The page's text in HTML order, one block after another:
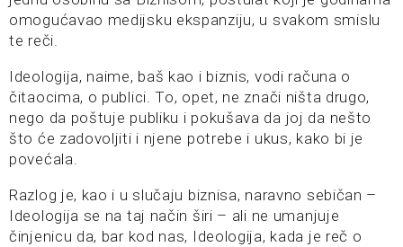
omogućavao medijsku ekspanziju, u svakom smislu
te reči.
Ideologija, naime, baš kao i biznis, vodi računa o
čitaocima, o publici. To, opet, ne znači ništa drugo,
nego da poštuje publiku i pokušava da joj da nešto
što će zadovoljiti i njene potrebe i ukus, kako bi je
povećala.
Razlog je, kao i u slučaju biznisa, naravno sebičan –
Ideologija se na taj način širi – ali ne umanjuje
činjenicu da, bar kod nas, Ideologija, kada je reč o